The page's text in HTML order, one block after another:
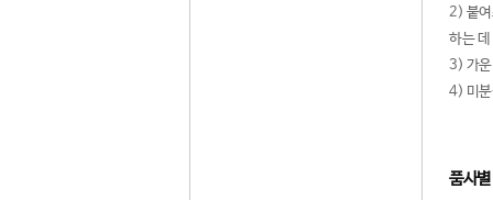
2) 붙여
하는
3) 가운
4) 미분
품사